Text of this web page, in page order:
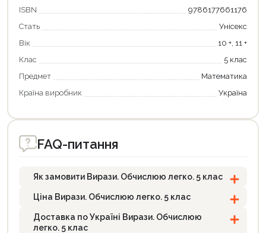
ISBN
9786177661176
Стать
Унісекс
Вік
10 +, 11 +
Клас
5 клас
Предмет
Математика
Країна виробник
Україна
FAQ-питання
Як замовити Вирази. Обчислюю легко. 5 клас
Ціна Вирази. Обчислюю легко. 5 клас
Доставка по Україні Вирази. Обчислюю
легко. 5 клас